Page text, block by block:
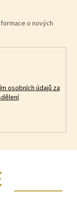
o nových
osobních údajů za